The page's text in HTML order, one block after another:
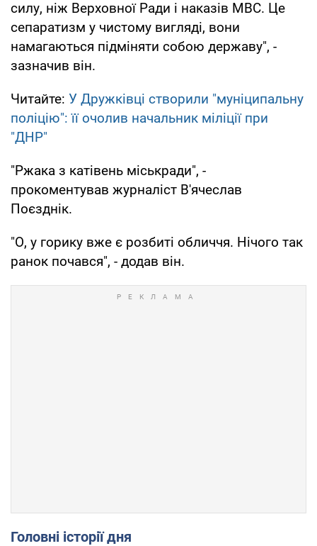
силу, ніж Верховної Ради і наказів МВС. Це
сепаратизм у чистому вигляді, вони
намагаються підміняти собою державу", -
зазначив він.
Читайте: У Дружківці створили "муніципальну
поліцію": її очолив начальник міліції при
"ДНР"
"Ржака з катівень міськради", -
прокоментував журналіст В'ячеслав
Поєзднік.
"О, у горику вже є розбиті обличчя. Нічого так
ранок почався", - додав він.
Головні історії дня